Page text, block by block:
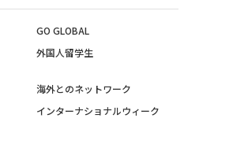
GO GLOBAL
外国人留学生
海外とのネットワーク
インターナショナルウィーク